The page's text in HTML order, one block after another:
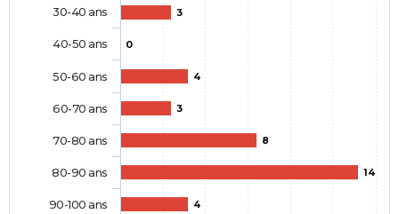
3
0
4
3
8
14
4
30-40 ans
40-50 ans
50-60 ans
60-70 ans
70-80 ans
80-90 ans
90-100 ans